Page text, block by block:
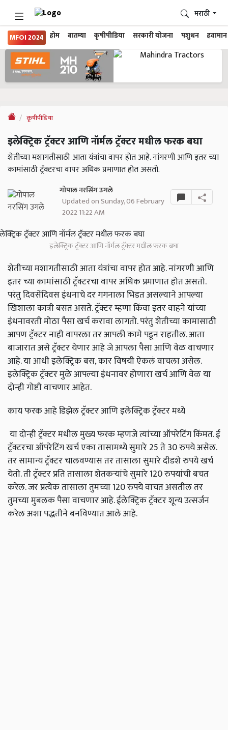
MFOI 2024 होम बातम्या कृषीपीडिया सरकारी योजना पशुधन हवामान
मराठी
कृषीपीडिया
इलेक्ट्रिक ट्रॅक्टर आणि नॉर्मल ट्रॅक्टर मधील फरक बघा
शेतीच्या मशागतीसाठी आता यंत्रांचा वापर होत आहे. नांगरणी आणि इतर च्या
कामांसाठी ट्रॅक्टरचा वापर अधिक प्रमाणात होत असतो.
गोपाल नरसिंग उगले
Updated on Sunday, 06 February
2022 11:22 AM
इलेक्ट्रिक ट्रॅक्टर आणि नॉर्मल ट्रॅक्टर मधील फरक बघा
शेतीच्या मशागतीसाठी आता यंत्रांचा वापर होत आहे. नांगरणी आणि
इतर च्या कामांसाठी ट्रॅक्टरचा वापर अधिक प्रमाणात होत असतो.
परंतु दिवसेंदिवस इंधनाचे दर गगनाला भिडत असल्याने आपल्या
खिशाला कात्री बसत असते. ट्रॅक्टर म्हणा किंवा इतर वाहने यांच्या
इंधनावरती मोठा पैसा खर्च करावा लागतो. परंतु शेतीच्या कामासाठी
आपण ट्रॅक्टर नाही वापरला तर आपली कामे पडून राहतील. आता
बाजारात असे ट्रॅक्टर येणार आहे जे आपला पैसा आणि वेळ वाचणार
आहे. या आधी इलेक्ट्रिक बस, कार विषयी ऐकलं वाचला असेल.
इलेक्ट्रिक ट्रॅक्टर मुळे आपल्या इंधनावर होणारा खर्च आणि वेळ या
दोन्ही गोष्टी वाचणार आहेत.
काय फरक आहे डिझेल ट्रॅक्टर आणि इलेक्ट्रिक ट्रॅक्टर मध्ये
या दोन्ही ट्रॅक्टर मधील मुख्य फरक म्हणजे त्यांच्या ऑपरेटिंग किंमत. ई
ट्रॅक्टरचा ऑपरेटिंग खर्च एका तासामध्ये सुमारे 25 ते 30 रुपये असेल.
तर सामान्य ट्रॅक्टर चालवण्यास तर तासाला सुमारे दीडशे रुपये खर्च
येतो. ती ट्रॅक्टर प्रति तासाला शेतकऱ्यांचे सुमारे 120 रुपयांची बचत
करेल. जर प्रत्येक तासाला तुमच्या 120 रुपये वाचत असतील तर
तुमच्या मुबलक पैसा वाचणार आहे. ईलेक्ट्रिक ट्रॅक्टर शून्य उत्सर्जन
करेल अशा पद्धतीने बनविण्यात आले आहे.